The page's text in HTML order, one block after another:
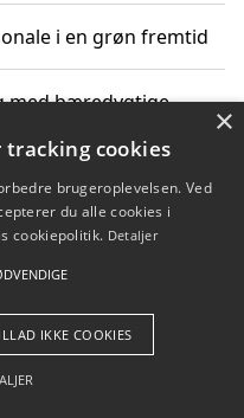
i en grøn fremtid
med bæredygtige
hjem med familien i
Aps
×
cookies
brugeroplevelsen. Ved
du alle cookies i
cookiepolitik. Detaljer
IKKE COOKIES